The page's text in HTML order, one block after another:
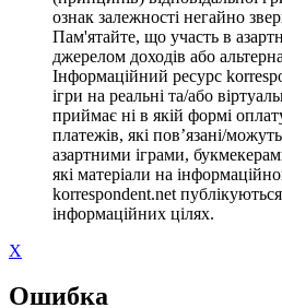
ознак залежності негайно
Пам'ятайте, що участь в
джерелом доходів або
Інформаційний ресурс
ігри на реальні та/або
приймає ні в якій формі
платежів, які пов’язані/
азартними іграми,
які матеріали на
korrespondent.net
інформаційних цілях.
X
Ошибка